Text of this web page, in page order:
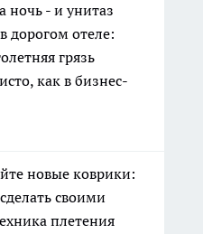
ночь - и унитаз
дорогом отеле:
грязь
как в бизнес-
новые коврики:
своими
плетения